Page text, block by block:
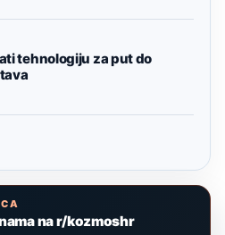
tehnologiju za put do
na r/kozmoshr